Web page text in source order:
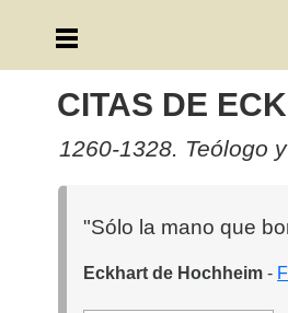
CITAS DE
1260-1328. Teólogo
"Sólo la mano que
Eckhart de Hochheim -